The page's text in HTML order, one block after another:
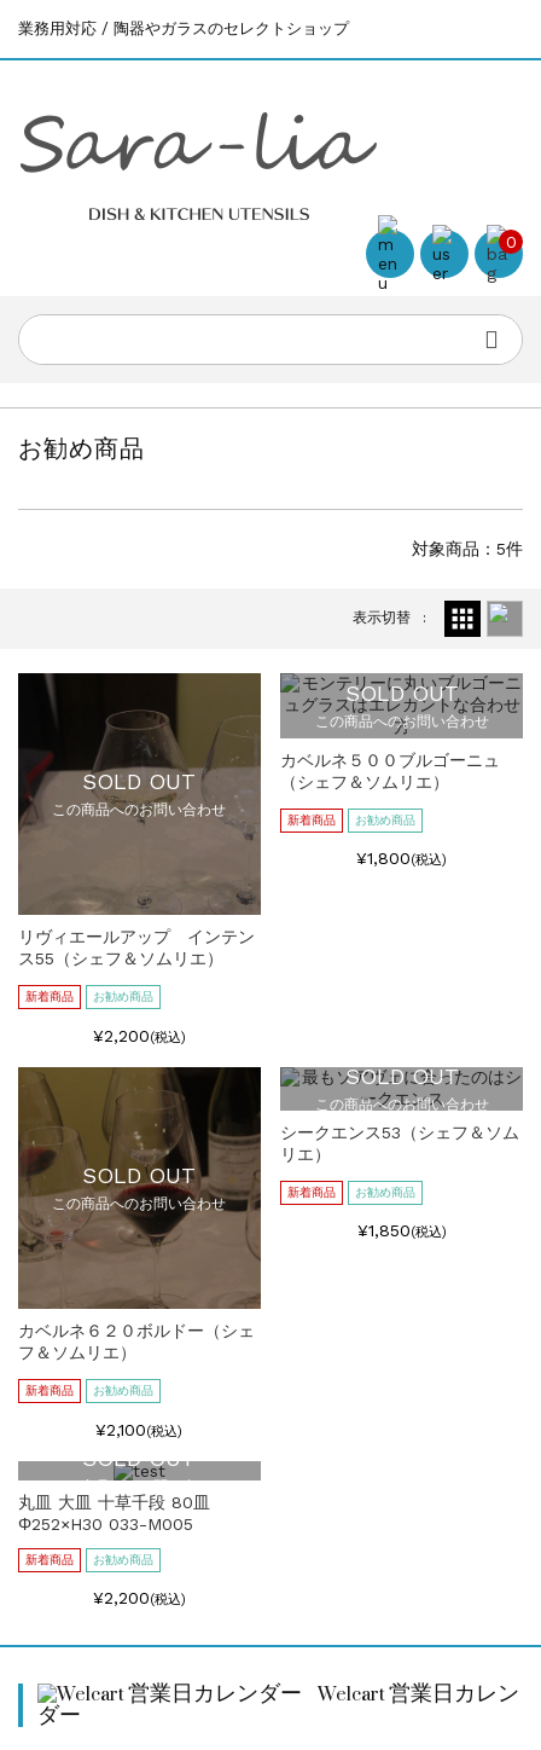
業務用対応 / 陶器やガラスのセレクトショップ
0
お勧め商品
対象商品：5件
表示切替
SOLD OUT
この商品へのお問い合わせ
リヴィエールアップ インテン
ス55（シェフ＆ソムリエ）
新着商品 お勧め商品
¥2,200(税込)
SOLD OUT
この商品へのお問い合わせ
カベルネ５００ブルゴーニュ
（シェフ＆ソムリエ）
新着商品 お勧め商品
¥1,800(税込)
SOLD OUT
この商品へのお問い合わせ
カベルネ６２０ボルドー（シェ
フ＆ソムリエ）
新着商品 お勧め商品
¥2,100(税込)
SOLD OUT
この商品へのお問い合わせ
シークエンス53（シェフ＆ソム
リエ）
新着商品 お勧め商品
¥1,850(税込)
SOLD OUT
この商品へのお問い合わせ
丸皿 大皿 十草千段 80皿
Φ252×H30 033-M005
新着商品 お勧め商品
¥2,200(税込)
Welcart 営業日カレン
ダー